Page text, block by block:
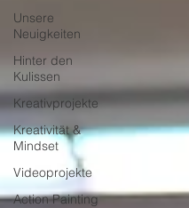
Unsere
Neuigkeiten
Hinter den
Kulissen
Kreativprojekte
Kreativität &
Mindset
Videoprojekte
Action Painting